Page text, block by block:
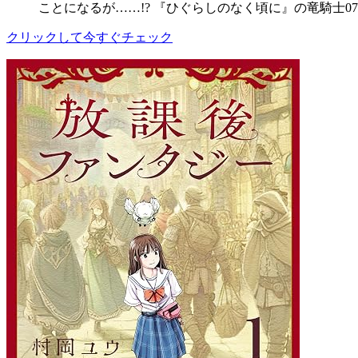
ことになるが……!? 『ひぐらしのなく頃に』の竜騎士
クリックして今すぐチェック